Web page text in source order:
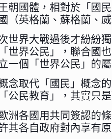
朝國體，相對於「國
（英格蘭、蘇格蘭、
世界大戰過後才紛紛
世界公民」，聯合國
一個「世界公民」的
念取代「國民」概念
公民教育」，其實只
洲各國用共同簽認的
其各自政府對內享有